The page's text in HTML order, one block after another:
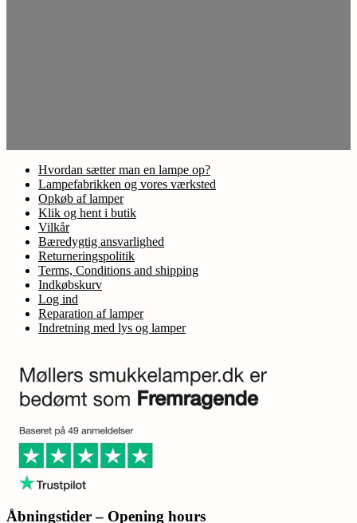
Hvordan sætter man en lampe op?
Lampefabrikken og vores værksted
Opkøb af lamper
Klik og hent i butik
Vilkår
Bæredygtig ansvarlighed
Returneringspolitik
Terms, Conditions and shipping
Indkøbskurv
Log ind
Reparation af lamper
Indretning med lys og lamper
Åbningstider – Opening hours